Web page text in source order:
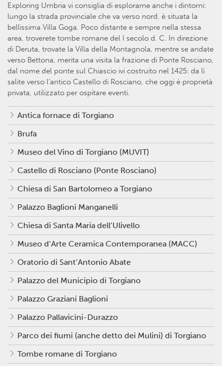
Exploring Umbria vi consiglia di esplorarne anche i dintorni:
lungo la strada provinciale che va verso nord, è situata la
bellissima Villa Goga. Poco distante e sempre nella stessa
area, troverete tombe romane del I secolo d. C. In direzione
di Deruta, trovate la Villa della Montagnola, mentre se andate
verso Bettona, merita una visita la frazione di Ponte Rosciano,
dal nome del ponte sul Chiascio ivi costruito nel 1425: da lì
salite verso l’antico Castello di Rosciano, che oggi è proprietà
privata, utilizzato per ospitare eventi.
Antica fornace di Torgiano
Brufa
Museo del Vino di Torgiano (MUVIT)
Castello di Rosciano (Ponte Rosciano)
Chiesa di San Bartolomeo a Torgiano
Palazzo Baglioni Manganelli
Chiesa di Santa Maria dell’Ulivello
Museo d’Arte Ceramica Contemporanea (MACC)
Oratorio di Sant’Antonio Abate
Palazzo del Municipio di Torgiano
Palazzo Graziani Baglioni
Palazzo Pallavicini-Durazzo
Parco dei fiumi (anche detto dei Mulini) di Torgiano
Tombe romane di Torgiano